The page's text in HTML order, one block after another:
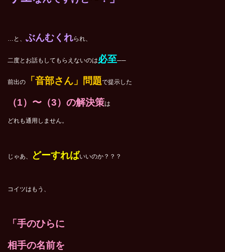
…と、 ぶんむくれられ、
二度とお話もしてもらえないのは必至──
前出の 「音部さん」問題で提示した
（1）〜（3）の解決策は
どれも通用しません。
じゃあ、 どーすればいいのか？？？
コイツはもう、
「手のひらに
相手の名前を